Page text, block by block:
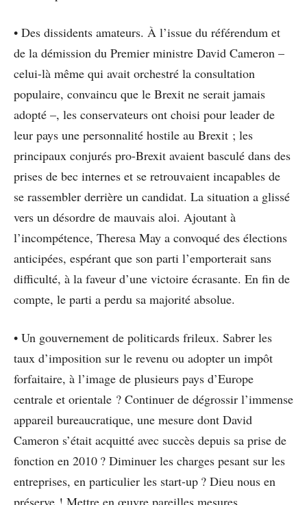
• Des dissidents amateurs. À l’issue du référendum et
de la démission du Premier ministre David Cameron –
celui-là même qui avait orchestré la consultation
populaire, convaincu que le Brexit ne serait jamais
adopté –, les conservateurs ont choisi pour leader de
leur pays une personnalité hostile au Brexit ; les
principaux conjurés pro-Brexit avaient basculé dans des
prises de bec internes et se retrouvaient incapables de
se rassembler derrière un candidat. La situation a glissé
vers un désordre de mauvais aloi. Ajoutant à
l’incompétence, Theresa May a convoqué des élections
anticipées, espérant que son parti l’emporterait sans
difficulté, à la faveur d’une victoire écrasante. En ﬁn de
compte, le parti a perdu sa majorité absolue.
• Un gouvernement de politicards frileux. Sabrer les
taux d’imposition sur le revenu ou adopter un impôt
forfaitaire, à l’image de plusieurs pays d’Europe
centrale et orientale ? Continuer de dégrossir l’immense
appareil bureaucratique, une mesure dont David
Cameron s’était acquitté avec succès depuis sa prise de
fonction en 2010 ? Diminuer les charges pesant sur les
entreprises, en particulier les start-up ? Dieu nous en
préserve ! Mettre en œuvre pareilles mesures